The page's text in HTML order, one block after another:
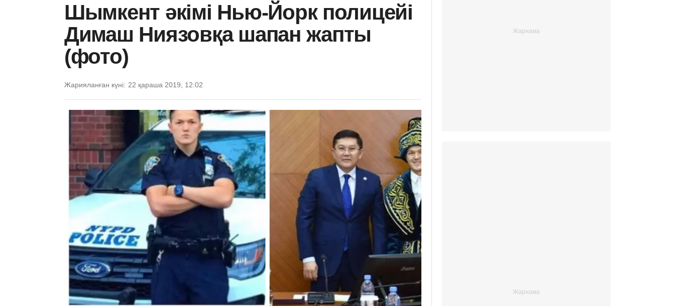
Шымкент әкімі Нью-Йорк полицейі
Димаш Ниязовқа шапан жапты
(фото)
Жарияланған күні: 22 қараша 2019, 12:02